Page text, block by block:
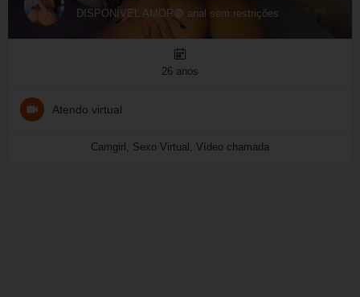
DISPONÍVEL AMOR🟢 anal sem restrições
26 anos
Atendo virtual
Camgirl, Sexo Virtual, Vídeo chamada